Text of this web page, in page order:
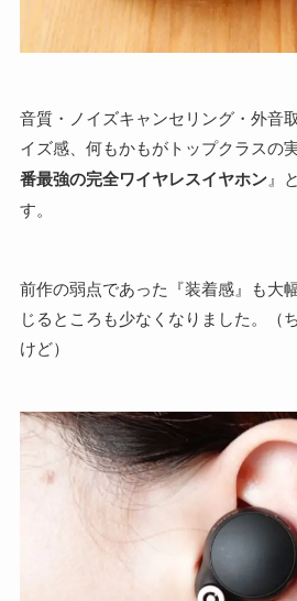
音質・ノイズキャンセリング・外音
イズ感、何もかもがトップクラスの
番最強の完全ワイヤレスイヤホン』
す。
前作の弱点であった『装着感』も大
じるところも少なくなりました。（
けど）